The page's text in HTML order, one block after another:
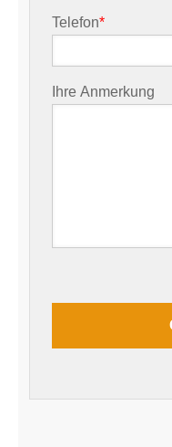
Telefon*
Ihre Anmerkung